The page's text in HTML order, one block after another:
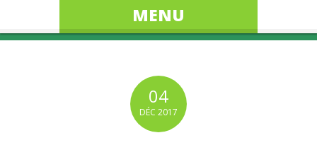
MENU
04
DÉC 2017